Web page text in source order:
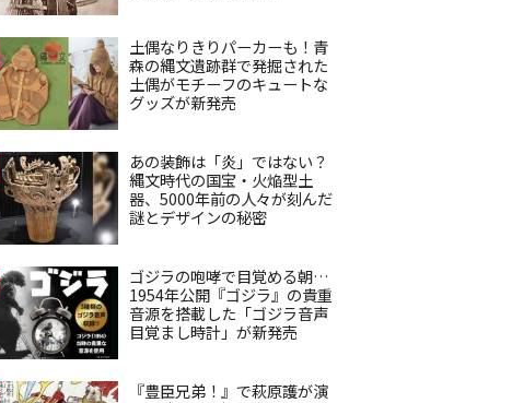
土偶なりきりパーカーも！青
森の縄文遺跡群で発掘された
土偶がモチーフのキュートな
グッズが新発売
あの装飾は「炎」ではない？
縄文時代の国宝・火焔型土
器、5000年前の人々が刻んだ
謎とデザインの秘密
ゴジラの咆哮で目覚める朝…
1954年公開『ゴジラ』の貴重
音源を搭載した「ゴジラ音声
目覚まし時計」が新発売
『豊臣兄弟！』で萩原護が演